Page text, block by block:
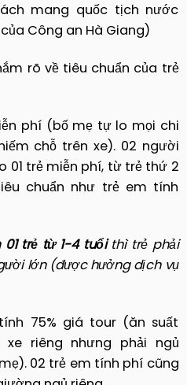
mang quốc tịch nước
Công an Hà Giang)
rõ về tiêu chuẩn của trẻ
phí (bố mẹ tự lo mọi chi
chỗ trên xe). 02 người
01 trẻ miễn phí, từ trẻ thứ 2
chuẩn như trẻ em tính
trẻ từ 1-4 tuổithì trẻ phải
lớn (được hưởng dịch vụ
75% giá tour (ăn suất
xe riêng nhưng phải ngủ
02 trẻ em tính phí cũng